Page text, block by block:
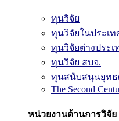
ทุนวิจัย
ทุนวิจัยในประเท
ทุนวิจัยต่างประเ
ทุนวิจัย สบจ.
ทุนสนับสนุนยุทธ
The Second
หน่วยงานด้านการวิจัย